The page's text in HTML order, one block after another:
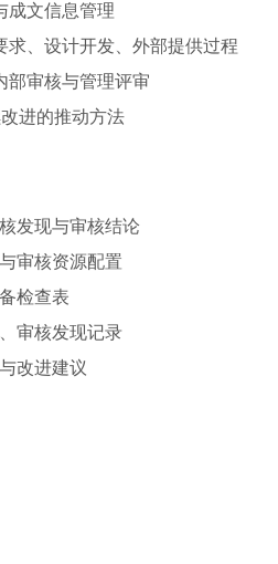
成文信息管理
、设计开发、外部提供过程
部审核与管理评审
进的推动方法
发现与审核结论
审核资源配置
检查表
审核发现记录
改进建议